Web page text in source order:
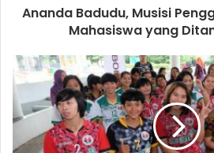
Ananda Badudu, Musisi
Mahasiswa yang